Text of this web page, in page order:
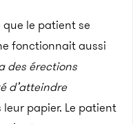
que le patient se
fonctionnait aussi
des érections
d’atteindre
papier. Le patient